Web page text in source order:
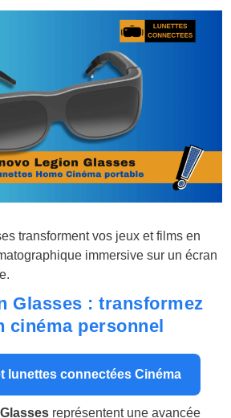
transforment vos jeux et films en
immersive sur un écran
Glasses : transformez
personnel
lunettes connectées Cinéma
représentent une avancée